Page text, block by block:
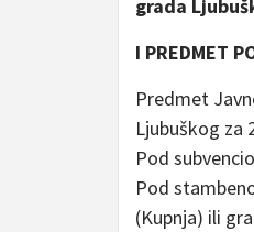
grada
I PREDMET
Predmet
Ljubuškog za
Pod
Pod
(Kupnja) ili